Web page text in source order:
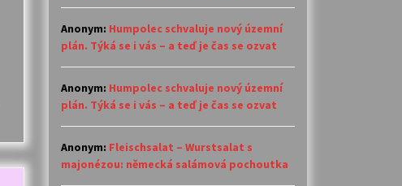
Anonym: Humpolec schvaluje nový územní
plán. Týká se i vás – a teď je čas se ozvat
Anonym: Humpolec schvaluje nový územní
plán. Týká se i vás – a teď je čas se ozvat
Anonym: Fleischsalat – Wurstsalat s
majonézou: německá salámová pochoutka